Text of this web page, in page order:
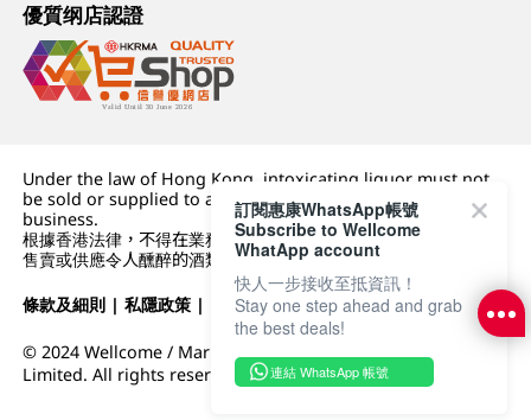
優質纲店認證
Under the law of Hong Kong, intoxicating liquor must not
be sold or supplied to a minor (under 18) in the course of
business.
根據香港法律，不得在業務過程中，向未成年人 (18 歲以下人士)
售賣或供應令人醺醉的酒類。
條款及細則 |私隱政策 | DFI零售集團
© 2024 Wellcome / Market Place. The Dairy Farm Company
Limited. All rights reserved.
訂閱惠康WhatsApp帳號
Subscribe to Wellcome
WhatApp account
快人一步接收至抵資訊！
Stay one step ahead and grab
the best deals!
連結 WhatsApp 帳號